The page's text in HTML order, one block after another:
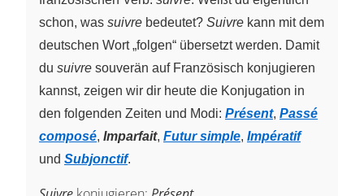
schon, was suivre bedeutet? Suivre kann mit dem
deutschen Wort „folgen“ übersetzt werden. Damit
du suivre souverän auf Französisch konjugieren
kannst, zeigen wir dir heute die Konjugation in
den folgenden Zeiten und Modi: Présent, Passé
composé, Imparfait, Futur simple, Impératif
und Subjonctif.